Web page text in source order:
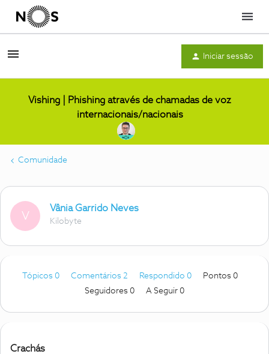
Menu
Iniciar sessão
Vishing | Phishing através de chamadas de voz
internacionais/nacionais
Comunidade
V
Vânia Garrido Neves
Kilobyte
Tópicos 0 Comentários 2 Respondido 0
Pontos 0
Seguidores 0 A Seguir 0
Crachás